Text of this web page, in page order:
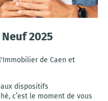
2025
de Caen et
dispositifs
c’est le moment de vous